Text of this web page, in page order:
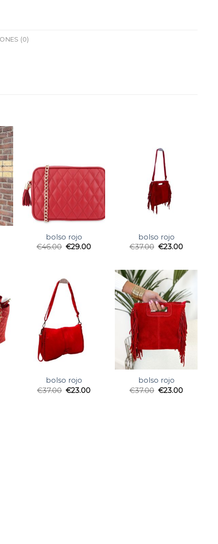
(0)
bolso rojo
€46.00 €29.00
bolso rojo
€37.00 €23.00
bolso rojo
€37.00 €23.00
bolso rojo
€37.00 €23.00